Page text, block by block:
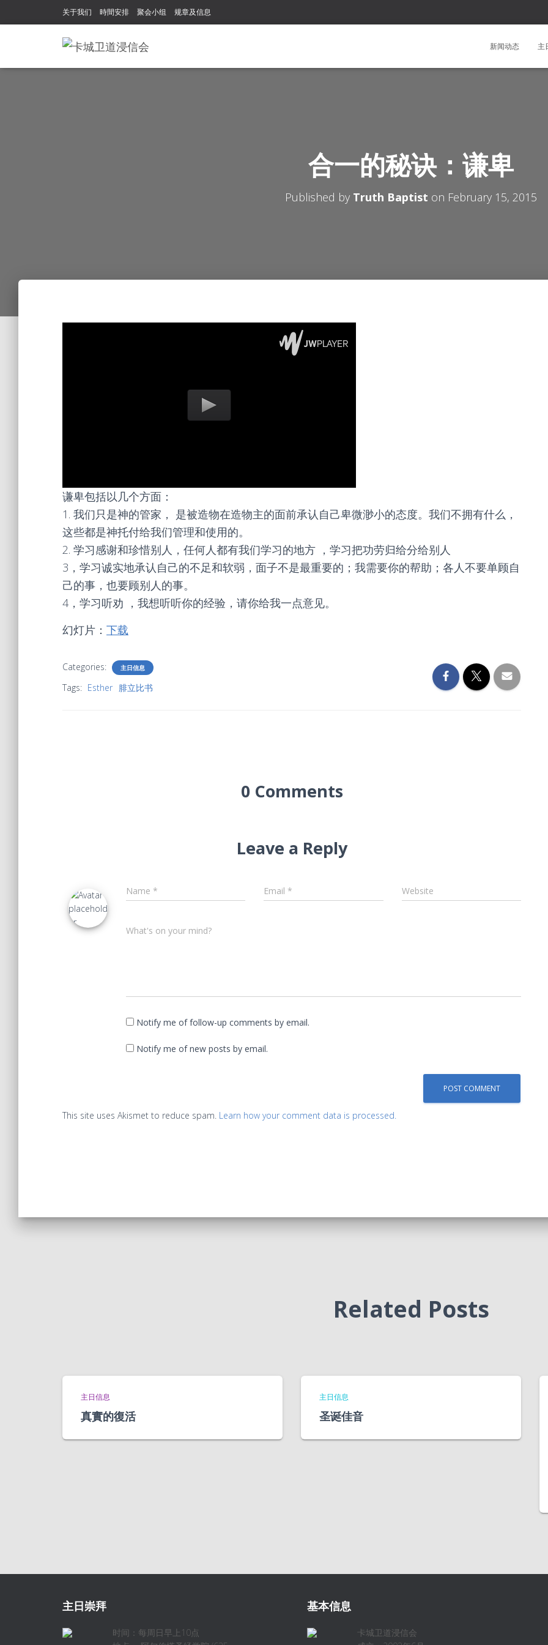
关于我们 時間安排 聚会小组 规章及信息
新闻动态 主
合一的秘诀：谦卑
Published by Truth Baptist on February 15, 2015
谦卑包括以几个方面：
1. 我们只是神的管家， 是被造物在造物主的面前承认自己卑微渺小的态度。我们不拥有什么，
这些都是神托付给我们管理和使用的。
2. 学习感谢和珍惜别人，任何人都有我们学习的地方 ，学习把功劳归给分给别人
3，学习诚实地承认自己的不足和软弱，面子不是最重要的；我需要你的帮助；各人不要单顾自
己的事，也要顾别人的事。
4，学习听劝 ，我想听听你的经验，请你给我一点意见。
幻灯片： 下载
Categories: 主日信息
Tags: Esther 腓立比书
0 Comments
Leave a Reply
Name * Email * Website
What's on your mind?
Notify me of follow-up comments by email.
Notify me of new posts by email.
This site uses Akismet to reduce spam. Learn how your comment data is processed.
Related Posts
主日信息
真實的復活
主日信息
圣诞佳音
主日崇拜
时间：每周日早上10点
基本信息
卡城卫道浸信会